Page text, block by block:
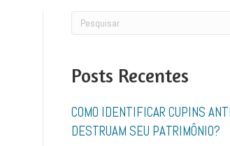
Posts Recentes
COMO IDENTIFICAR CUPINS
DESTRUAM SEU PATRIMÔNIO?